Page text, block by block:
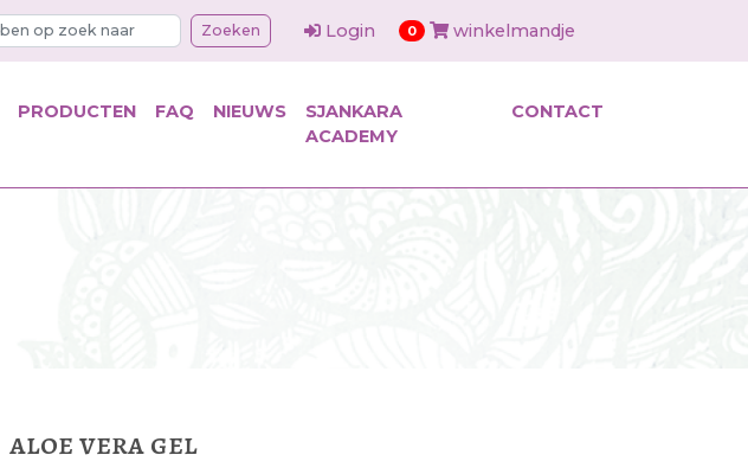
Zoeken Login 0items in cart
winkelmandje
PRODUCTEN FAQ NIEUWS
SJANKARA
ACADEMY
CONTACT
aloe vera gel